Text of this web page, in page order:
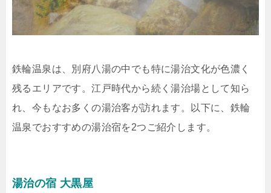
鉄輪温泉は、別府八湯の中でも特に湯治文化が色濃く
残るエリアです。江戸時代から続く湯治場として知ら
れ、今もなお多くの湯治客が訪れます。以下に、鉄輪
温泉でおすすめの湯治宿を2つご紹介します。
湯治の宿 大黒屋